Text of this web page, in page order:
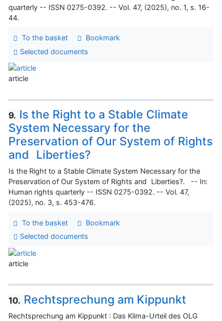
quarterly -- ISSN 0275-0392. -- Vol. 47, (2025), no. 1, s. 16-
44.
To the basket
Bookmark
Selected documents
article
9. Is the Right to a Stable Climate
System Necessary for the
Preservation of Our System of Rights
and Liberties?
Is the Right to a Stable Climate System Necessary for the
Preservation of Our System of Rights and Liberties?. -- In:
Human rights quarterly -- ISSN 0275-0392. -- Vol. 47,
(2025), no. 3, s. 453-476.
To the basket
Bookmark
Selected documents
article
10. Rechtsprechung am Kippunkt
Rechtsprechung am Kippunkt : Das Klima-Urteil des OLG